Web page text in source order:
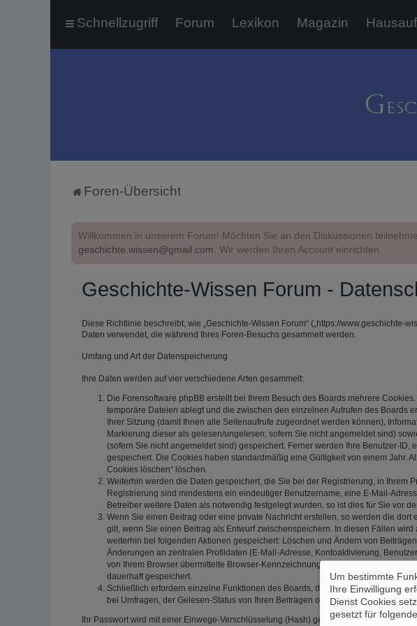
Schnellzugriff Forum Lexikon Magazin
Foren-Übersicht
Willkommen in unserem Forum! Möchten Sie an den Diskussionen
geschichte.wissen@gmail.com. Wir werden Ihren Account einrichten.
Geschichte-Wissen Forum -
Diese Richtlinie beschreibt, wie „Geschichte-Wissen Forum“ („https://www.geschichte-
Daten verwendet, die während Ihres Foren-Besuchs gesammelt werden.
Umfang und Art der Datenspeicherung
Ihre Daten werden auf vier verschiedene Arten gesammelt:
Die Forensoftware phpBB erstellt bei Ihrem Besuch des Boards mehrere
temporäre Dateien ablegt und die zwischen den einzelnen Aufrufen des Boards
Ihrer Sitzung (damit Ihnen alle Seitenaufrufe zugeordnet werden können),
Markierung dieser als gelesen/ungelesen; sofern Sie nicht angemeldet sind)
(sofern Sie nicht angemeldet sind) gespeichert. Ferner werden Ihre Benutzer-ID,
gespeichert. Die Cookies haben standardmäßig eine Gültigkeit von einem Jahr.
Cookies löschen“ löschen.
Weiterhin werden die Daten gespeichert, die Sie bei der Registrierung, in Ihrem
Registrierung sind mindestens ein eindeutiger Benutzername, eine E-Mail-
Betreiber weitere Daten als notwendig festgelegt wurden, so ist dies für Sie vor
Wenn Sie einen Beitrag oder eine private Nachricht erstellen, so werden die
gilt, wenn Sie einen Beitrag als Entwurf zwischenspeichern. In diesen Fällen
weiterhin bei folgenden Aktionen gespeichert: Löschen und Ändern von
Änderungen an zentralen Profildaten (E-Mail-Adresse, Kontoaktivierung,
von Ihrem Browser übermittelte Browser-Kennzeichnung (User Agent) wird nur in
dauerhaft gespeichert.
Schließlich erfordern einzelne Funktionen des Boards, dass weitere Daten
bei Umfragen, der Gelesen-Status von Ihren Beiträgen oder explizit von Ihnen
Ihr Passwort wird mit einer Einwege-Verschlüsselung (Hash) gespeichert, so dass es
Um bestimmte
Ihre Einwilligung
Dienst Cookies
gesetzt für